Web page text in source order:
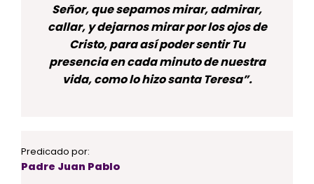
Señor, que sepamos mirar, admirar,
callar, y dejarnos mirar por los ojos de
Cristo, para así poder sentir Tu
presencia en cada minuto de nuestra
vida, como lo hizo santa Teresa”.
Predicado por:
Padre Juan Pablo